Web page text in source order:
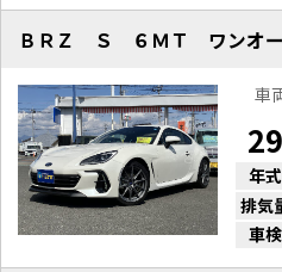
車
年式
排気
車検